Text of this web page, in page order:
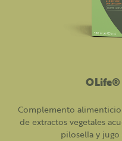
OLife®
Complemento
de extractos vegetales
pilosella y